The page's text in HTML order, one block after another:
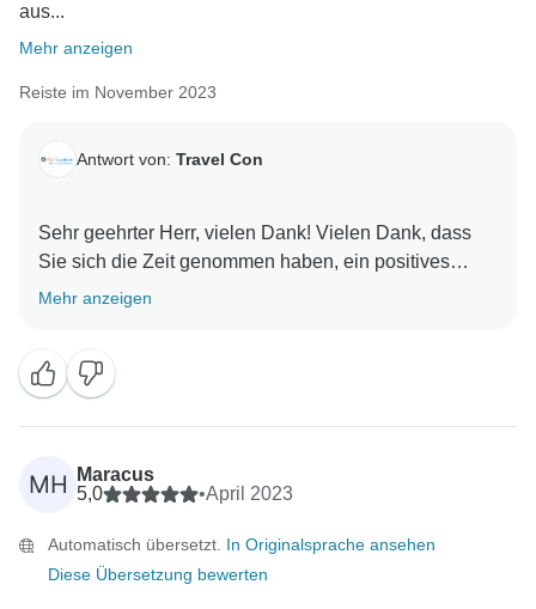
aus...
Mehr anzeigen
Reiste im November 2023
Antwort von: Travel Con
Sehr geehrter Herr, vielen Dank! Vielen Dank, dass
Sie sich die Zeit genommen haben, ein positives
Feedback über unsere Dienstleistungen zu schreiben.
weiter zu verbessern. Wir hoffen, dass die von uns
erbrachten Dienstleistungen zu Ihrer Zufriedenheit
waren und das halten, was wir versprochen haben.
Wir freuen uns darauf, Ihnen in Zukunft noch besser
dienen zu können. Mit freundlichen Grüßen
Mehr anzeigen
MH
Maracus
5,0
•April 2023
Automatisch übersetzt. In Originalsprache ansehen
Diese Übersetzung bewerten